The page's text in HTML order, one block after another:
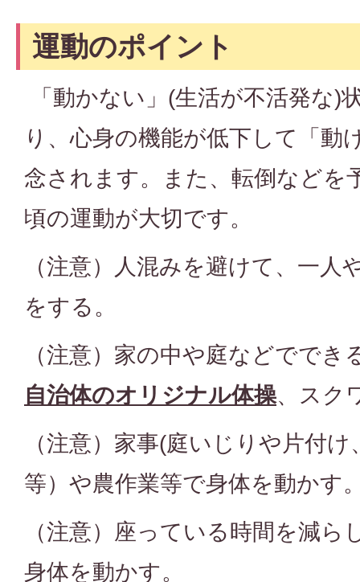
運動のポイント
「動かない」(生活が不活発な)
り、心身の機能が低下して「動
念されます。また、転倒などを
頃の運動が大切です。
（注意）人混みを避けて、一人
をする。
（注意）家の中や庭などででき
自治体のオリジナル体操、スク
（注意）家事(庭いじりや片付
等）や農作業等で身体を動かす
（注意）座っている時間を減
身体を動かす。